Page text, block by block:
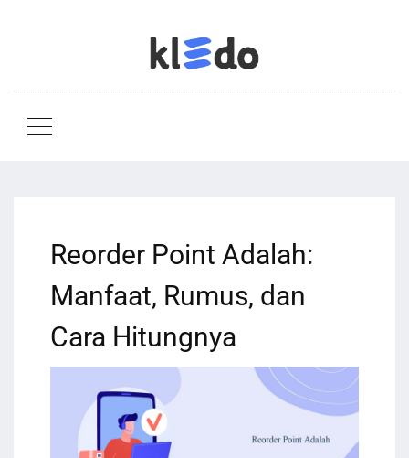
Reorder Point Adalah:
Manfaat, Rumus, dan
Cara Hitungnya